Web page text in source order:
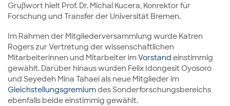
Grußwort hielt Prof. Dr. Michal Kucera, Konrektor für
Forschung und Transfer der Universität Bremen.
Im Rahmen der Mitgliederversammlung wurde Katren
Rogers zur Vertretung der wissenschaftlichen
Mitarbeiterinnen und Mitarbeiter im Vorstand einstimmig
gewählt. Darüber hinaus wurden Felix Idongesit Oyosoro
und Seyedeh Mina Tahaei als neue Mitglieder im
Gleichstellungsgremiumdes Sonderforschungsbereichs
ebenfalls beide einstimmig gewählt.